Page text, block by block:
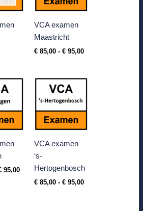
VCA examen
Maastricht
€ 85,00 - € 95,00
95,00
Prijsklasse:
VCA examen
‘s-
Hertogenbosch
€ 85,00 - € 95,00
Prijsklasse: